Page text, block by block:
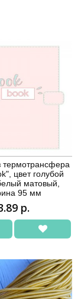
термотрансфера
цвет голубой
матовый,
95 мм
р.